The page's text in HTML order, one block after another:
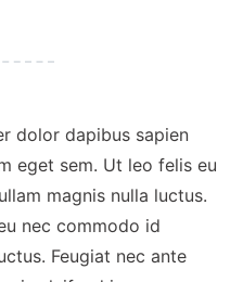
dolor dapibus sapien
eget sem. Ut leo felis eu
magnis nulla luctus.
nec commodo id
Feugiat nec ante